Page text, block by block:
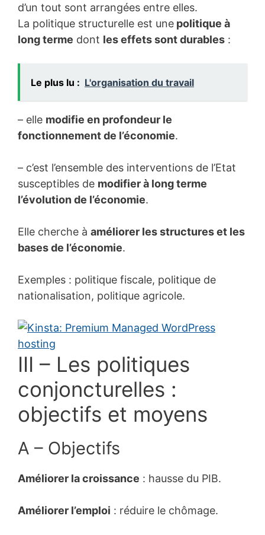
d’un tout sont arrangées entre elles.
La politique structurelle est une politique à
long terme dont les effets sont durables :
Le plus lu : L'organisation du travail
– elle modifie en profondeur le
fonctionnement de l’économie.
– c’est l’ensemble des interventions de l’Etat
susceptibles de modifier à long terme
l’évolution de l’économie.
Elle cherche à améliorer les structures et les
bases de l’économie.
Exemples : politique fiscale, politique de
nationalisation, politique agricole.
III – Les politiques
conjoncturelles :
objectifs et moyens
A – Objectifs
Améliorer la croissance : hausse du PIB.
Améliorer l’emploi : réduire le chômage.